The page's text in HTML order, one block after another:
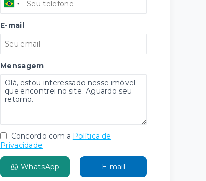
E-mail
Mensagem
Concordo com a Política de
Privacidade
WhatsApp E-mail